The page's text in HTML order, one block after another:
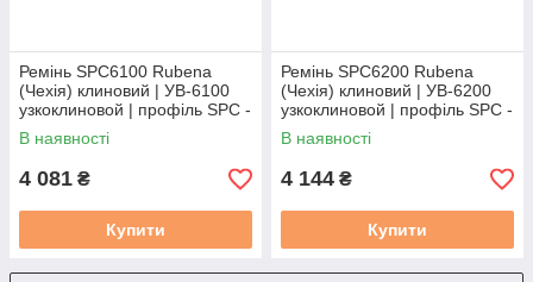
Ремінь SPC6100 Rubena
(Чехія) клиновий | УВ-6100
узкоклиновой | профіль SPC -
6100
В наявності
4 081 ₴
Купити
Ремінь SPC6200 Rubena
(Чехія) клиновий | УВ-6200
узкоклиновой | профіль SPC -
6200
В наявності
4 144 ₴
Купити